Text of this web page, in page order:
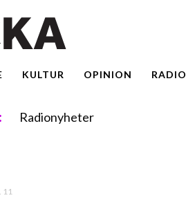
KULTUR OPINION RADIO
Radionyheter
11